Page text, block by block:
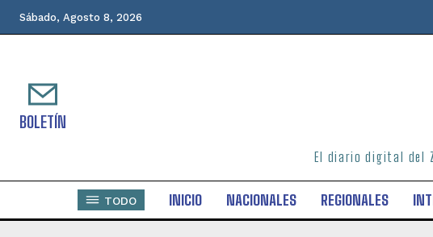
Sábado, Agosto 8, 2026
BOLETÍN
El diario digital del
TODO INICIO NACIONALES REGIONALES